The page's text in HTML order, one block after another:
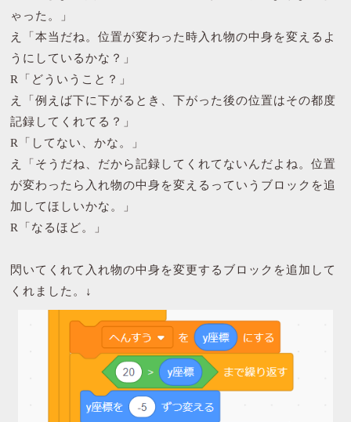
ゃった。」
え「本当だね。位置が変わった時入れ物の中身を変えるよ
うにしているかな？」
R「どういうこと？」
え「例えば下に下がるとき、下がった後の位置はその都度
記録してくれてる？」
R「してない、かな。」
え「そうだね、だから記録してくれてないんだよね。位置
が変わったら入れ物の中身を変えるっていうブロックを追
加してほしいかな。」
R「なるほど。」
閃いてくれて入れ物の中身を変更するブロックを追加して
くれました。↓